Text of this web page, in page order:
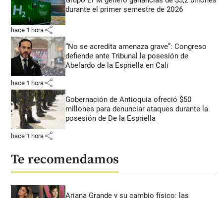
durante el primer semestre de 2026
hace 1 hora share
“No se acredita amenaza grave”: Congreso
defiende ante Tribunal la posesión de
Abelardo de la Espriella en Cali
hace 1 hora share
Gobernación de Antioquia ofreció $50
millones para denunciar ataques durante la
posesión de De la Espriella
hace 1 hora share
Te recomendamos
Ariana Grande y su cambio físico: las